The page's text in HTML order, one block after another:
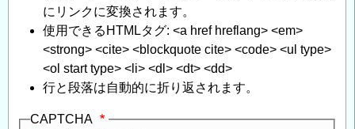
にリンクに変換されます。
使用できるHTMLタグ: <a href hreflang> <em>
<strong> <cite> <blockquote cite> <code> <ul type>
<ol start type> <li> <dl> <dt> <dd>
行と段落は自動的に折り返されます。
CAPTCHA